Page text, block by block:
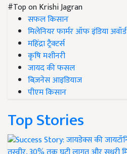
#Top on Krishi Jagran
सफल किसान
मिलेनियर फार्मर ऑफ इंडिया अवॉर्ड
महिंद्रा ट्रैक्टर्स
कृषि मशीनरी
जायद की फसल
बिज़नेस आइडियाज
पीएम किसान
Top Stories